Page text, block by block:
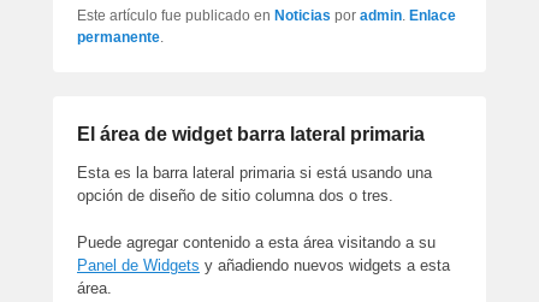
Este artículo fue publicado en Noticias por admin. Enlace
permanente.
El área de widget barra lateral primaria
Esta es la barra lateral primaria si está usando una
opción de diseño de sitio columna dos o tres.
Puede agregar contenido a esta área visitando a su
Panel de Widgets y añadiendo nuevos widgets a esta
área.